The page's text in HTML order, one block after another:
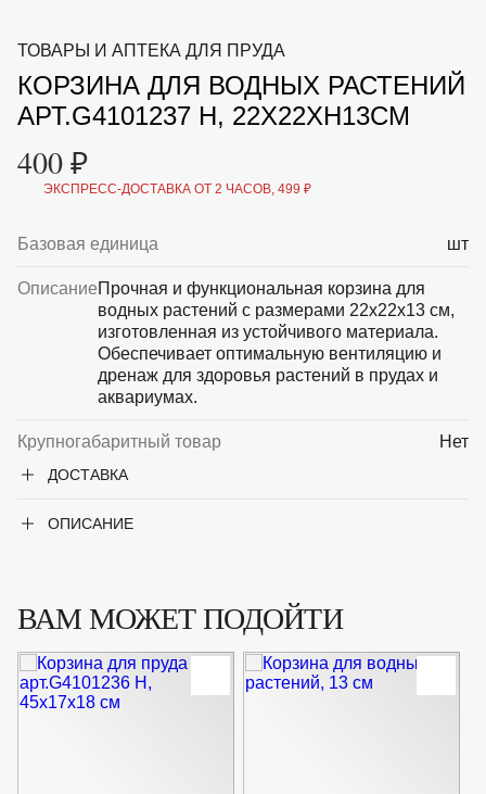
МАЛАЯ МЕХАНИЗАЦИЯ
ОТПУГИВАТЕЛИ ОТ ПТИЦ, НАСЕКОМЫХ И
ГРЫЗУНОВ
САДОВАЯ ОДЕЖДА И ОБУВЬ
САДОВЫЙ ИНСТРУМЕНТ
СРЕДСТВА ЗАЩИТЫ РАСТЕНИЙ И УДОБРЕНИЯ
ТОВАРЫ ДЛЯ БАНЬ И САУН
ТОВАРЫ И АПТЕКА ДЛЯ ПРУДА
ХОЗ ТОВАРЫ
Новинки Акции
УХОД
+7 (495) 197 87
87
ТОВАРЫ И АПТЕКА ДЛЯ ПРУДА
КОРЗИНА ДЛЯ ВОДНЫХ РАСТЕНИЙ
АРТ.G4101237 Н, 22Х22ХН13СМ
400 ₽
ЭКСПРЕСС-ДОСТАВКА ОТ 2 ЧАСОВ, 499 ₽
Базовая единица шт
ОписаниеПрочная и функциональная корзина для
водных растений с размерами 22х22х13 см,
изготовленная из устойчивого материала.
Обеспечивает оптимальную вентиляцию и
дренаж для здоровья растений в прудах и
аквариумах.
Крупногабаритный товар Нет
ДОСТАВКА
ОПИСАНИЕ
ВАМ МОЖЕТ ПОДОЙТИ